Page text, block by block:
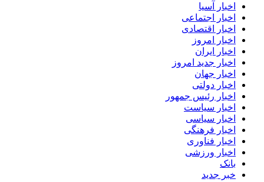
اخبار آسیا
اخبار اجتماعی
اخبار اقتصادی
اخبار امروز
اخبار ایران
اخبار جدید امروز
اخبار جهان
اخبار دولتی
اخبار رئیس جمهور
اخبار سیاست
اخبار سیاسی
اخبار فرهنگی
اخبار فناوری
اخبار ورزشی
بانک
خبر جدید